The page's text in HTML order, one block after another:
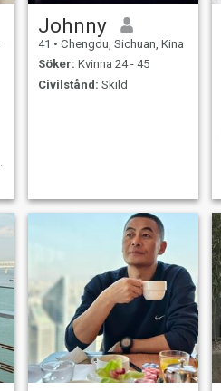
Johnny
41 • Chengdu, Sichuan, Kina
Söker: Kvinna 24 - 45
Civilstånd: Skild